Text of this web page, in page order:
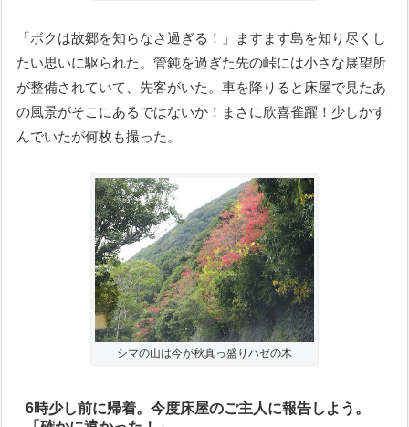
「ボクは故郷を知らなさ過ぎる！」ますます島を知り尽くし
たい思いに駆られた。管鈍を過ぎた先の峠には小さな展望所
が整備されていて、先客がいた。車を降りると床屋で見たあ
の風景がそこにあるではないか！まさに欣喜雀躍！少しかす
んでいたが何枚も撮った。
シマの山は今が秋真っ盛りハゼの木
6時少し前に帰着。今度床屋のご主人に報告しよう。